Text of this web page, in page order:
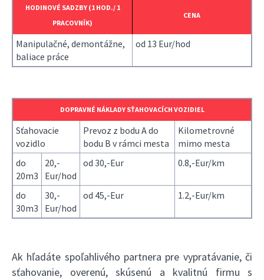
HODINOVÉ SADZBY (1 HOD./ 1
PRACOVNÍK)
CENA
Manipulačné, demontážne,
baliace práce
od 13 Eur/hod
DOPRAVNÉ NÁKLADY SŤAHOVACÍCH VOZIDIEL
Sťahovacie
vozidlo
Prevoz z bodu A do
bodu B v rámci mesta
Kilometrovné
mimo mesta
do
20m3
20,-
Eur/hod
od 30,-Eur 0.8,-Eur/km
do
30m3
30,-
Eur/hod
od 45,-Eur 1.2,-Eur/km
Ak hľadáte spoľahlivého partnera pre vypratávanie, či
sťahovanie, overenú, skúsenú a kvalitnú firmu s